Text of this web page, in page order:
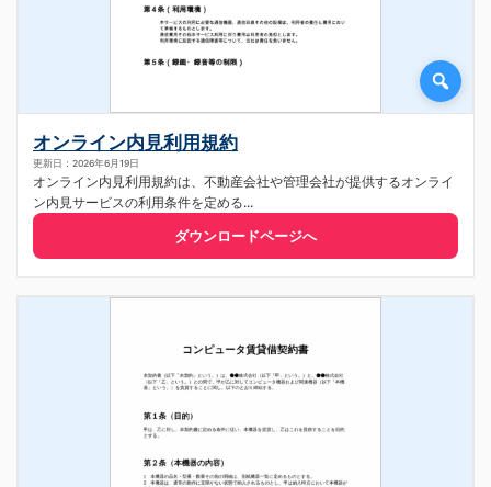
オンライン内見利用規約
更新日：2026年6月19日
オンライン内見利用規約は、不動産会社や管理会社が提供するオンライ
ン内見サービスの利用条件を定める...
ダウンロードページへ